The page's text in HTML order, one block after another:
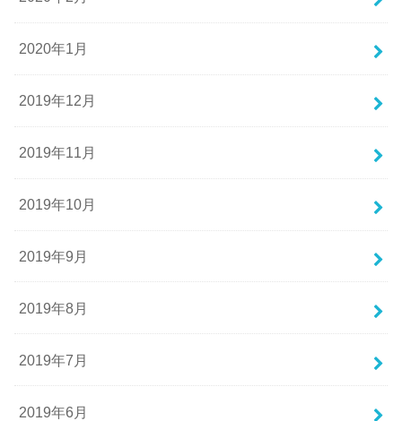
2020年1月
2019年12月
2019年11月
2019年10月
2019年9月
2019年8月
2019年7月
2019年6月